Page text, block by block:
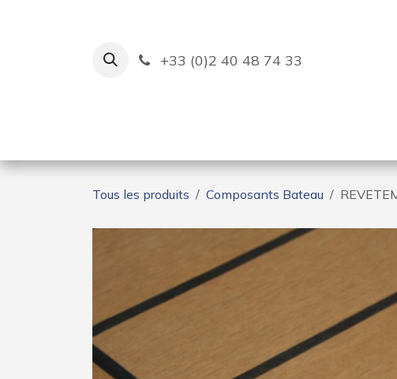
+33 (0)2 40 48 74 33
Tous les produits Composants Bateau